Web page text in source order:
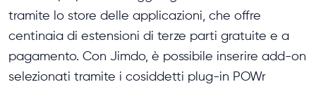
tramite lo store delle applicazioni, che offre
centinaia di estensioni di terze parti gratuite e a
pagamento. Con Jimdo, è possibile inserire add-on
selezionati tramite i cosiddetti plug-in POWr